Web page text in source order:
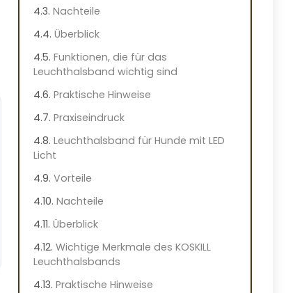
Nachteile
Überblick
Funktionen, die für das
Leuchthalsband wichtig sind
Praktische Hinweise
Praxiseindruck
Leuchthalsband für Hunde mit LED
Licht
Vorteile
Nachteile
Überblick
Wichtige Merkmale des KOSKILL
Leuchthalsbands
Praktische Hinweise